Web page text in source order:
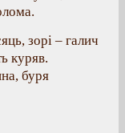
зорі – галич
куряв.
буря